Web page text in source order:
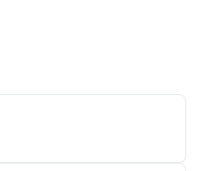
hareket etmeli,